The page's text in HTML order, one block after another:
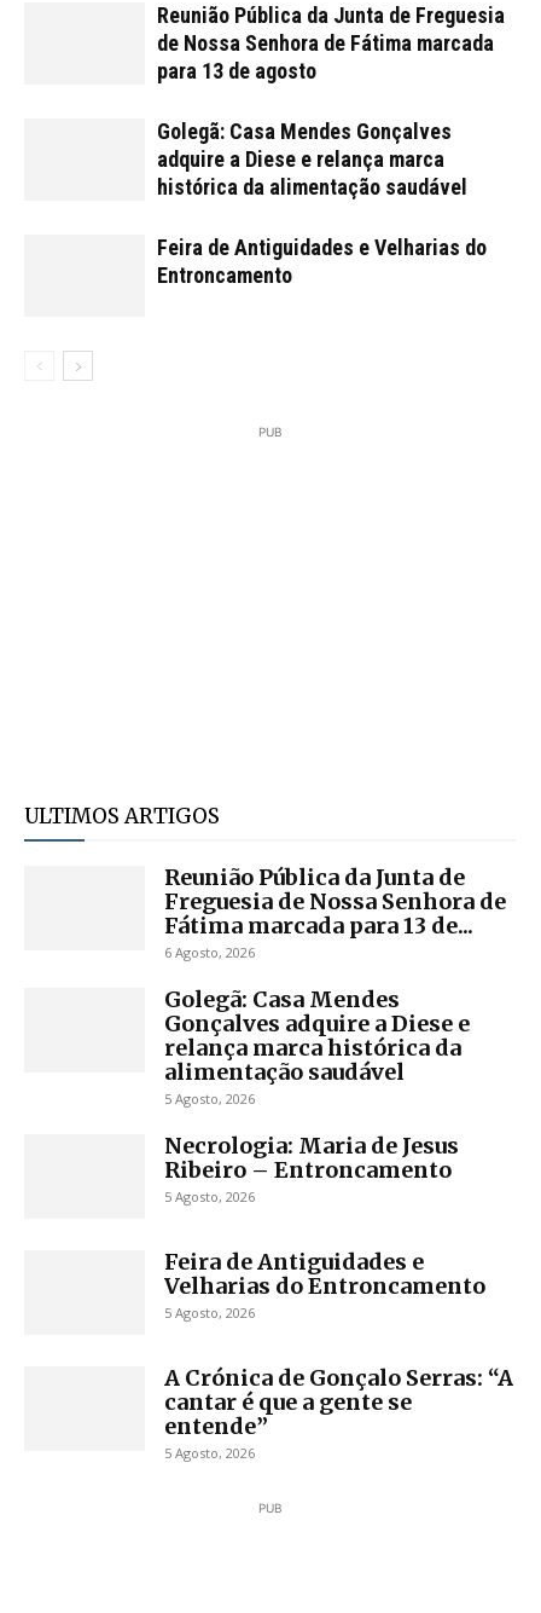
Reunião Pública da Junta de Freguesia
de Nossa Senhora de Fátima marcada
para 13 de agosto
Golegã: Casa Mendes Gonçalves
adquire a Diese e relança marca
histórica da alimentação saudável
Feira de Antiguidades e Velharias do
Entroncamento
PUB
ULTIMOS ARTIGOS
Reunião Pública da Junta de
Freguesia de Nossa Senhora de
Fátima marcada para 13 de...
6 Agosto, 2026
Golegã: Casa Mendes
Gonçalves adquire a Diese e
relança marca histórica da
alimentação saudável
5 Agosto, 2026
Necrologia: Maria de Jesus
Ribeiro – Entroncamento
5 Agosto, 2026
Feira de Antiguidades e
Velharias do Entroncamento
5 Agosto, 2026
A Crónica de Gonçalo Serras: “A
cantar é que a gente se
entende”
5 Agosto, 2026
PUB